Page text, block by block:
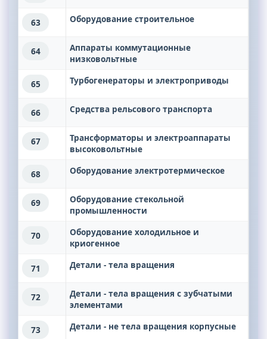
63 Оборудование строительное
64
Аппараты коммутационные
низковольтные
65 Турбогенераторы и электроприводы
66 Средства рельсового транспорта
67
Трансформаторы и электроаппараты
высоковольтные
68 Оборудование электротермическое
69
Оборудование стекольной
промышленности
70
Оборудование холодильное и
криогенное
71 Детали - тела вращения
72
Детали - тела вращения с зубчатыми
элементами
73 Детали - не тела вращения корпусные